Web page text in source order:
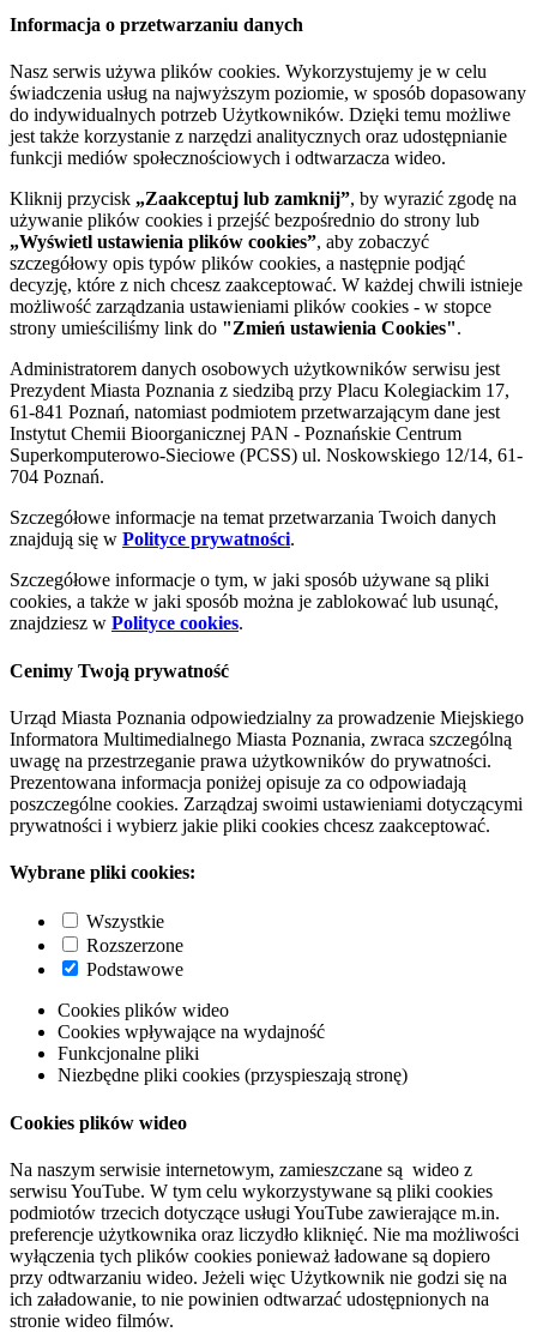
Informacja o przetwarzaniu danych
Nasz serwis używa plików cookies. Wykorzystujemy je w celu
świadczenia usług na najwyższym poziomie, w sposób dopasowany
do indywidualnych potrzeb Użytkowników. Dzięki temu możliwe
jest także korzystanie z narzędzi analitycznych oraz udostępnianie
funkcji mediów społecznościowych i odtwarzacza wideo.
Kliknij przycisk „Zaakceptuj lub zamknij”, by wyrazić zgodę na
używanie plików cookies i przejść bezpośrednio do strony lub
„Wyświetl ustawienia plików cookies”, aby zobaczyć
szczegółowy opis typów plików cookies, a następnie podjąć
decyzję, które z nich chcesz zaakceptować. W każdej chwili istnieje
możliwość zarządzania ustawieniami plików cookies - w stopce
strony umieściliśmy link do "Zmień ustawienia Cookies".
Administratorem danych osobowych użytkowników serwisu jest
Prezydent Miasta Poznania z siedzibą przy Placu Kolegiackim 17,
61-841 Poznań, natomiast podmiotem przetwarzającym dane jest
Instytut Chemii Bioorganicznej PAN - Poznańskie Centrum
Superkomputerowo-Sieciowe (PCSS) ul. Noskowskiego 12/14, 61-
704 Poznań.
Szczegółowe informacje na temat przetwarzania Twoich danych
znajdują się w Polityce prywatności.
Szczegółowe informacje o tym, w jaki sposób używane są pliki
cookies, a także w jaki sposób można je zablokować lub usunąć,
znajdziesz w Polityce cookies.
Cenimy Twoją prywatność
Urząd Miasta Poznania odpowiedzialny za prowadzenie Miejskiego
Informatora Multimedialnego Miasta Poznania, zwraca szczególną
uwagę na przestrzeganie prawa użytkowników do prywatności.
Prezentowana informacja poniżej opisuje za co odpowiadają
poszczególne cookies. Zarządzaj swoimi ustawieniami dotyczącymi
prywatności i wybierz jakie pliki cookies chcesz zaakceptować.
Wybrane pliki cookies:
Wszystkie
Rozszerzone
Podstawowe
Cookies plików wideo
Cookies wpływające na wydajność
Funkcjonalne pliki
Niezbędne pliki cookies (przyspieszają stronę)
Cookies plików wideo
Na naszym serwisie internetowym, zamieszczane są wideo z
serwisu YouTube. W tym celu wykorzystywane są pliki cookies
podmiotów trzecich dotyczące usługi YouTube zawierające m.in.
preferencje użytkownika oraz liczydło kliknięć. Nie ma możliwości
wyłączenia tych plików cookies ponieważ ładowane są dopiero
przy odtwarzaniu wideo. Jeżeli więc Użytkownik nie godzi się na
ich załadowanie, to nie powinien odtwarzać udostępnionych na
stronie wideo filmów.